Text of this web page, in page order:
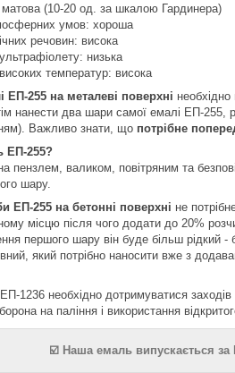
матова (10-20 од. за шкалою Гардинера)
умов: хороша
речовин: висока
ультрафіолету: низька
високих температур: висока
ЕП-255 на металеві поверхні
нанести два шари самої емалі ЕП-
Важливо знати, що потрібне
ЕП-255?
пензлем, валиком, повітряним та
шару.
ЕП-255 на бетонні поверхні не
місцю після чого додати до 20%
першого шару він буде більш рідкий
який потрібно наносити вже з
1236 необхідно дотримуватися
на паління і використання
☑️ Наша емаль випускається за